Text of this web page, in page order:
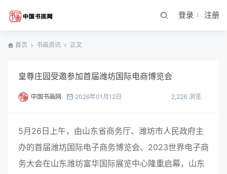
登录 注册
首页 书画资讯 正文
皇尊庄园受邀参加首届潍坊国际电商博览会
中国书画网 2026年01月12日 2,226 浏览
5月26日上午，由山东省商务厅、潍坊市人民政府主
办的首届潍坊国际电子商务博览会、2023世界电子商
务大会在山东潍坊富华国际展览中心隆重启幕，山东